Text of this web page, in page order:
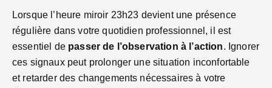
Lorsque l’heure miroir 23h23 devient une présence
régulière dans votre quotidien professionnel, il est
essentiel de passer de l’observation à l’action. Ignorer
ces signaux peut prolonger une situation inconfortable
et retarder des changements nécessaires à votre